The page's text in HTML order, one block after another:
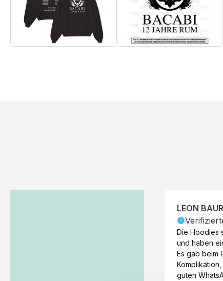
LEON
Die Hoodies
und haben
Es gab beim
guten